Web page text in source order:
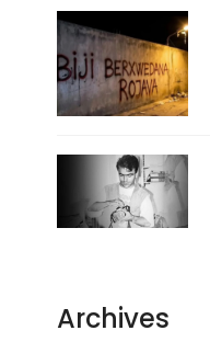
Archives